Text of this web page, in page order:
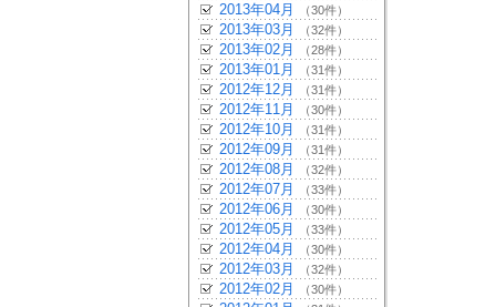
2013年04月 （30件）
2013年03月 （32件）
2013年02月 （28件）
2013年01月 （31件）
2012年12月 （31件）
2012年11月 （30件）
2012年10月 （31件）
2012年09月 （31件）
2012年08月 （32件）
2012年07月 （33件）
2012年06月 （30件）
2012年05月 （33件）
2012年04月 （30件）
2012年03月 （32件）
2012年02月 （30件）